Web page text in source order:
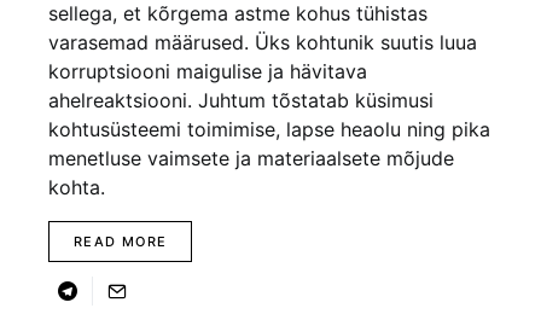
sellega, et kõrgema astme kohus tühistas
varasemad määrused. Üks kohtunik suutis luua
korruptsiooni maigulise ja hävitava
ahelreaktsiooni. Juhtum tõstatab küsimusi
kohtusüsteemi toimimise, lapse heaolu ning pika
menetluse vaimsete ja materiaalsete mõjude
kohta.
READ MORE